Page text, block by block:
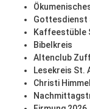
Gottesdienst
Kaffeestüble
Bibelkreis
Altenclub
Lesekreis St.
Christi